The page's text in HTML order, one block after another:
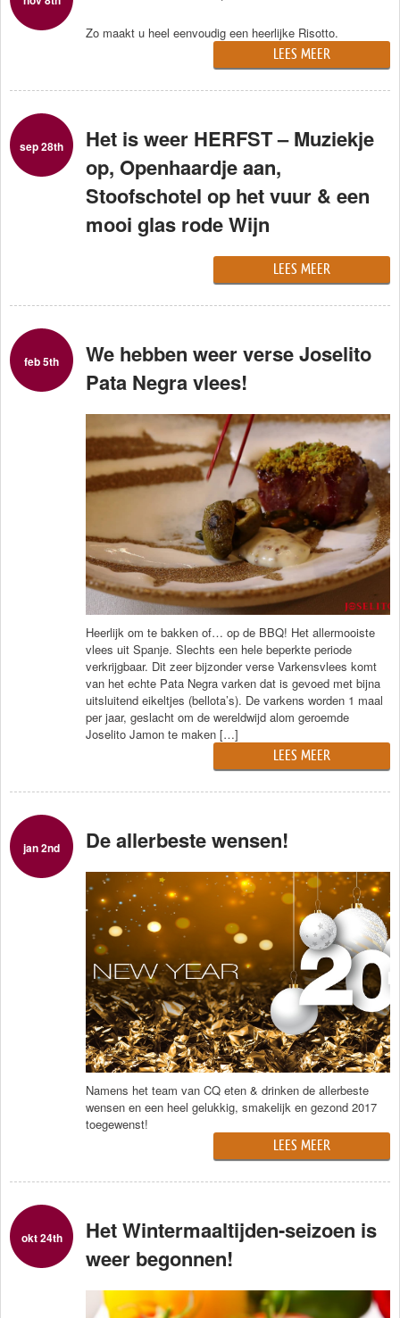
Zo maakt u heel eenvoudig een heerlijke Risotto.
LEES MEER
sep 28th
Het is weer HERFST – Muziekje
op, Openhaardje aan,
Stoofschotel op het vuur & een
mooi glas rode Wijn
LEES MEER
feb 5th
We hebben weer verse Joselito
Pata Negra vlees!
Heerlijk om te bakken of… op de BBQ! Het allermooiste
vlees uit Spanje. Slechts een hele beperkte periode
verkrijgbaar. Dit zeer bijzonder verse Varkensvlees komt
van het echte Pata Negra varken dat is gevoed met bijna
uitsluitend eikeltjes (bellota’s). De varkens worden 1 maal
per jaar, geslacht om de wereldwijd alom geroemde
Joselito Jamon te maken […]
LEES MEER
jan 2nd De allerbeste wensen!
Namens het team van CQ eten & drinken de allerbeste
wensen en een heel gelukkig, smakelijk en gezond 2017
toegewenst!
LEES MEER
okt 24th
Het Wintermaaltijden-seizoen is
weer begonnen!